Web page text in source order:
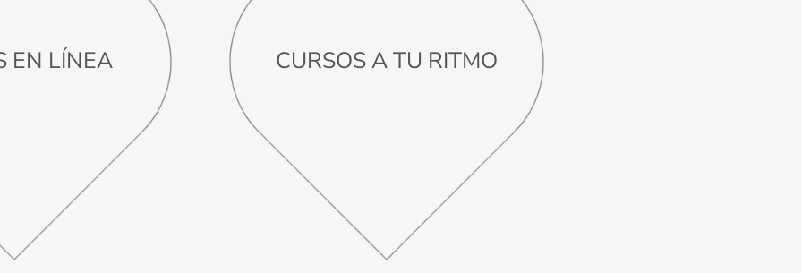
EN LÍNEA CURSOS A TU RITMO